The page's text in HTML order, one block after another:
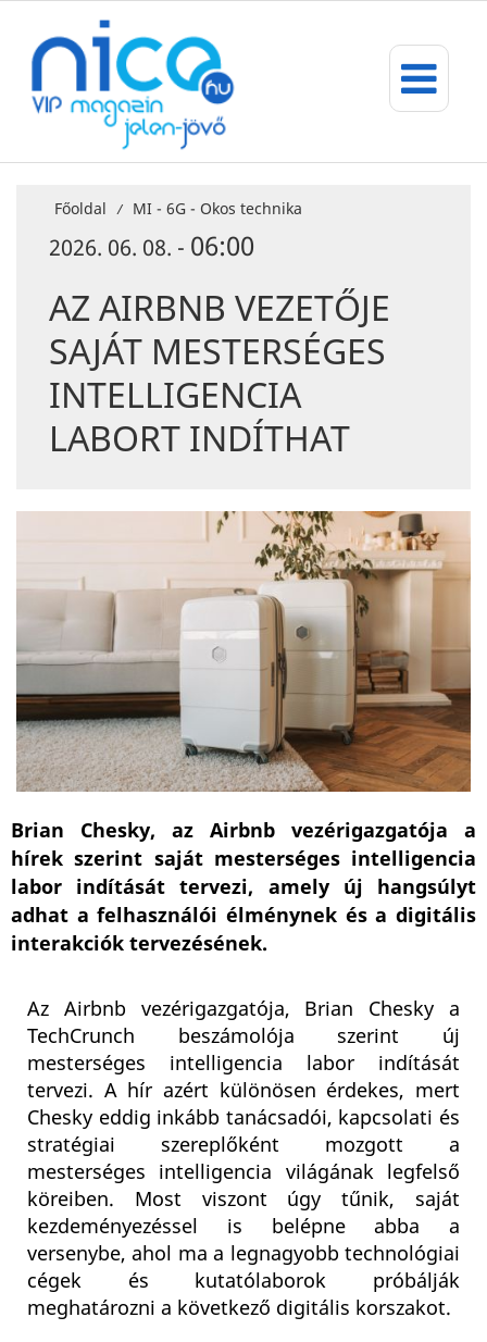
Főoldal / MI - 6G - Okos technika
2026. 06. 08. - 06:00
AZ AIRBNB VEZETŐJE
SAJÁT MESTERSÉGES
INTELLIGENCIA
LABORT INDÍTHAT
Brian Chesky, az Airbnb vezérigazgatója a
hírek szerint saját mesterséges intelligencia
labor indítását tervezi, amely új hangsúlyt
adhat a felhasználói élménynek és a digitális
interakciók tervezésének.
Az Airbnb vezérigazgatója, Brian Chesky a
TechCrunch beszámolója szerint új
mesterséges intelligencia labor indítását
tervezi. A hír azért különösen érdekes, mert
Chesky eddig inkább tanácsadói, kapcsolati és
stratégiai szereplőként mozgott a
mesterséges intelligencia világának legfelső
köreiben. Most viszont úgy tűnik, saját
kezdeményezéssel is belépne abba a
versenybe, ahol ma a legnagyobb technológiai
cégek és kutatólaborok próbálják
meghatározni a következő digitális korszakot.